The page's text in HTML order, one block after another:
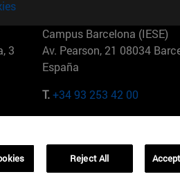
3
Campus Barcelona (IESE)
Av. Pearson, 21 08034
España
T.+34 93 253 42 00
01321001 Bela Vista Brasil
Reject All